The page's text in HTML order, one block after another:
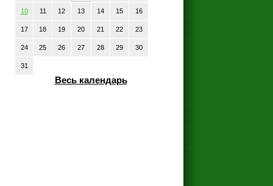
10 11 12 13 14 15 16
17 18 19 20 21 22 23
24 25 26 27 28 29 30
31
Весь календарь